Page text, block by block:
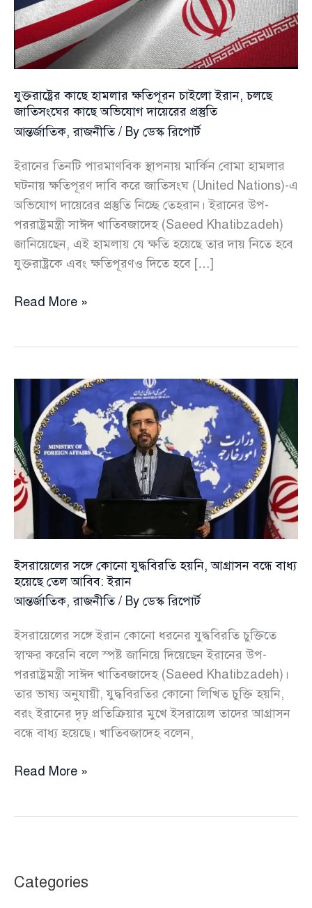
যুক্তরাষ্ট্রের কাছে হামলার ক্ষতিপূরন চাইলো ইরান, চলছে
জাতিসংঘের কাছে অভিযোগ দায়েরের প্রস্তুতি
আন্তর্জাতিক,রাজনীতি/ By ডেস্ক রিপোর্ট
ইরানের তিনটি পারমাণবিক স্থাপনায় মার্কিন বোমা হামলার
ঘটনায় ক্ষতিপূরণ দাবি করে জাতিসংঘ (United Nations)-এ
অভিযোগ দায়েরের প্রস্তুতি নিচ্ছে তেহরান। ইরানের উপ-
পররাষ্ট্রমন্ত্রী সাঈদ খাতিবজাদেহ (Saeed Khatibzadeh)
জানিয়েছেন, এই হামলায় যে ক্ষতি হয়েছে তার দায় নিতে হবে
যুক্তরাষ্ট্রকে এবং ক্ষতিপূরণও দিতে হবে […]
যুক্তরাষ্ট্রের
চাইলো
চলছে
জাতিসংঘের
কাছে
অভিযোগ
দায়েরের
প্রস্তুতি
Read More »
ইসরায়েলের সঙ্গে কোনো যুদ্ধবিরতি হয়নি, আগ্রাসন বন্ধে বাধ্য
হয়েছে তেল আবিব: ইরান
আন্তর্জাতিক,রাজনীতি/ By ডেস্ক রিপোর্ট
ইসরায়েলের সঙ্গে ইরান কোনো ধরনের যুদ্ধবিরতি চুক্তিতে
স্বাক্ষর করেনি বলে স্পষ্ট জানিয়ে দিয়েছেন ইরানের উপ-
পররাষ্ট্রমন্ত্রী সাঈদ খাতিবজাদেহ (Saeed Khatibzadeh)।
তার ভাষ্য অনুযায়ী, যুদ্ধবিরতির কোনো লিখিত চুক্তি হয়নি,
বরং ইরানের দৃঢ় প্রতিক্রিয়ার মুখে ইসরায়েল তাদের আগ্রাসন
বন্ধে বাধ্য হয়েছে। খাতিবজাদেহ বলেন,
ইসরায়েলের
বন্ধে
Read More »
Categories